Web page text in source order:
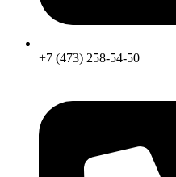
+7 (473) 258-54-50